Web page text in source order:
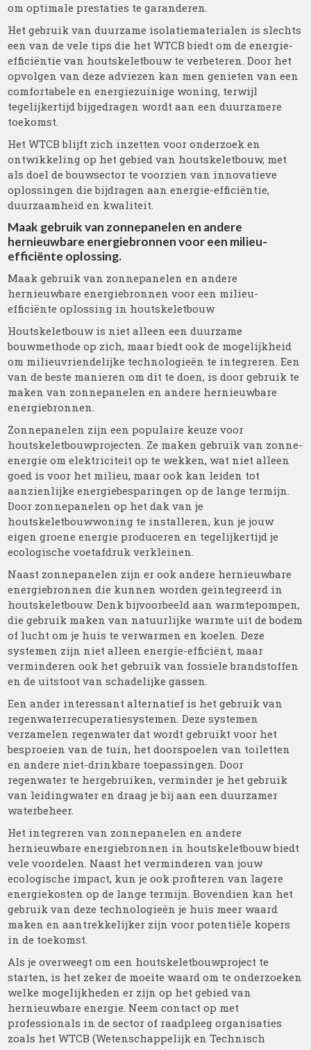
om optimale prestaties te garanderen.
Het gebruik van duurzame isolatiematerialen is slechts
een van de vele tips die het WTCB biedt om de energie-
efficiëntie van houtskeletbouw te verbeteren. Door het
opvolgen van deze adviezen kan men genieten van een
comfortabele en energiezuinige woning, terwijl
tegelijkertijd bijgedragen wordt aan een duurzamere
toekomst.
Het WTCB blijft zich inzetten voor onderzoek en
ontwikkeling op het gebied van houtskeletbouw, met
als doel de bouwsector te voorzien van innovatieve
oplossingen die bijdragen aan energie-efficiëntie,
duurzaamheid en kwaliteit.
Maak gebruik van zonnepanelen en andere
hernieuwbare energiebronnen voor een milieu-
efficiënte oplossing.
Maak gebruik van zonnepanelen en andere
hernieuwbare energiebronnen voor een milieu-
efficiënte oplossing in houtskeletbouw
Houtskeletbouw is niet alleen een duurzame
bouwmethode op zich, maar biedt ook de mogelijkheid
om milieuvriendelijke technologieën te integreren. Een
van de beste manieren om dit te doen, is door gebruik te
maken van zonnepanelen en andere hernieuwbare
energiebronnen.
Zonnepanelen zijn een populaire keuze voor
houtskeletbouwprojecten. Ze maken gebruik van zonne-
energie om elektriciteit op te wekken, wat niet alleen
goed is voor het milieu, maar ook kan leiden tot
aanzienlijke energiebesparingen op de lange termijn.
Door zonnepanelen op het dak van je
houtskeletbouwwoning te installeren, kun je jouw
eigen groene energie produceren en tegelijkertijd je
ecologische voetafdruk verkleinen.
Naast zonnepanelen zijn er ook andere hernieuwbare
energiebronnen die kunnen worden geïntegreerd in
houtskeletbouw. Denk bijvoorbeeld aan warmtepompen,
die gebruik maken van natuurlijke warmte uit de bodem
of lucht om je huis te verwarmen en koelen. Deze
systemen zijn niet alleen energie-efficiënt, maar
verminderen ook het gebruik van fossiele brandstoffen
en de uitstoot van schadelijke gassen.
Een ander interessant alternatief is het gebruik van
regenwaterrecuperatiesystemen. Deze systemen
verzamelen regenwater dat wordt gebruikt voor het
besproeien van de tuin, het doorspoelen van toiletten
en andere niet-drinkbare toepassingen. Door
regenwater te hergebruiken, verminder je het gebruik
van leidingwater en draag je bij aan een duurzamer
waterbeheer.
Het integreren van zonnepanelen en andere
hernieuwbare energiebronnen in houtskeletbouw biedt
vele voordelen. Naast het verminderen van jouw
ecologische impact, kun je ook profiteren van lagere
energiekosten op de lange termijn. Bovendien kan het
gebruik van deze technologieën je huis meer waard
maken en aantrekkelijker zijn voor potentiële kopers
in de toekomst.
Als je overweegt om een houtskeletbouwproject te
starten, is het zeker de moeite waard om te onderzoeken
welke mogelijkheden er zijn op het gebied van
hernieuwbare energie. Neem contact op met
professionals in de sector of raadpleeg organisaties
zoals het WTCB (Wetenschappelijk en Technisch